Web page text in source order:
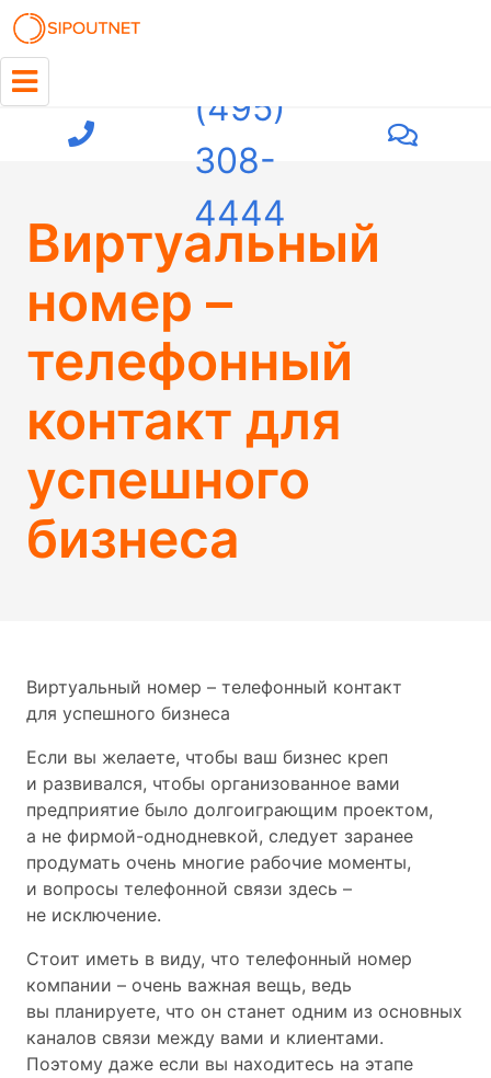
(495)
308-
4444
Виртуальный
номер –
телефонный
контакт для
успешного
бизнеса
Виртуальный номер – телефонный контакт
для успешного бизнеса
Если вы желаете, чтобы ваш бизнес креп
и развивался, чтобы организованное вами
предприятие было долгоиграющим проектом,
а не фирмой-однодневкой, следует заранее
продумать очень многие рабочие моменты,
и вопросы телефонной связи здесь –
не исключение.
Стоит иметь в виду, что телефонный номер
компании – очень важная вещь, ведь
вы планируете, что он станет одним из основных
каналов связи между вами и клиентами.
Поэтому даже если вы находитесь на этапе